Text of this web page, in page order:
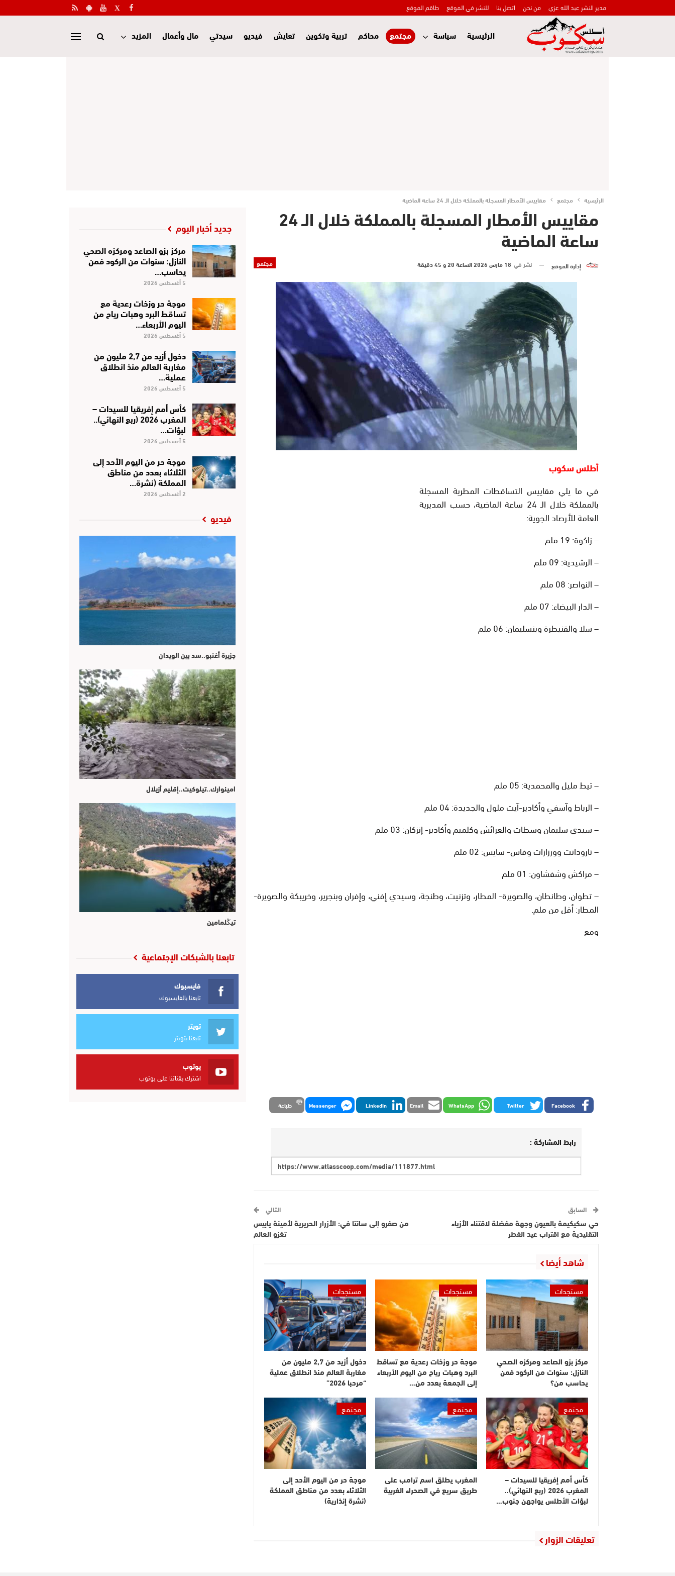
مدير النشر عبد الله عزي من نحن اتصل بنا للنشر في الموقع طاقم الموقع
الرئيسية سياسة مجتمع محاكم تربية وتكوين تعايش فيديو سيدتي مال وأعمال المزيد
الرئيسية مجتمع مقاييس الأمطار المسجلة بالمملكة خلال الـ 24 ساعة الماضية
مقاييس الأمطار المسجلة بالمملكة خلال الـ 24
ساعة الماضية
مجتمع إدارة الموقع نشر في 18 مارس 2026 الساعة 20 و 45 دقيقة
أطلس سكوب
في ما يلي مقاييس التساقطات المطرية المسجلة
بالمملكة خلال الـ 24 ساعة الماضية، حسب المديرية
العامة للأرصاد الجوية:
– زاكوة: 19 ملم
– الرشيدية: 09 ملم
– النواصر: 08 ملم
– الدار البيضاء: 07 ملم
– سلا والقنيطرة وبنسليمان: 06 ملم
– تيط مليل والمحمدية: 05 ملم
– الرباط وآسفي وأكادير-آيت ملول والجديدة: 04 ملم
– سيدي سليمان وسطات والعرائش وكلميم وأكادير- إنزكان: 03 ملم
– تارودانت وورزازات وفاس- سايس: 02 ملم
– مراكش وشفشاون: 01 ملم
– تطوان، وطانطان، والصويرة- المطار، وتزنيت، وطنجة، وسيدي إفني، وإفران وبنجرير، وخريبكة والصويرة-
المطار: أقل من ملم.
ومع
Facebook
Twitter
WhatsApp
Email
LinkedIn
Messenger طباعة
رابط المشاركة :
السابق
حي سكيكيمة بالعيون وجهة مفضلة لاقتناء الأزياء
التقليدية مع اقتراب عيد الفطر
التالي
من صفرو إلى سانتا في: الأزرار الحريرية لأمينة يابيس
تغزو العالم
شاهد أيضا
مستجدات
مركز بزو الصاعد ومركزه الصحي
النازل: سنوات من الركود فمن
يحاسب من؟
مستجدات
موجة حر وزخات رعدية مع تساقط
البرد وهبات رياح من اليوم الأربعاء
إلى الجمعة بعدد من…
مستجدات
دخول أزيد من 2,7 مليون من
مغاربة العالم منذ انطلاق عملية
“مرحبا 2026”
مجتمع
كأس أمم إفريقيا للسيدات –
المغرب 2026 (ربع النهائي)..
لبؤات الأطلس يواجهن جنوب…
مجتمع
المغرب يطلق اسم ترامب على
طريق سريع في الصحراء الغربية
مجتمع
موجة حر من اليوم الأحد إلى
الثلاثاء بعدد من مناطق المملكة
(نشرة إنذارية)
تعليقات الزوار
جديد أخبار اليوم
مركز بزو الصاعد ومركزه الصحي
النازل: سنوات من الركود فمن
يحاسب…
5 أغسطس 2026
موجة حر وزخات رعدية مع
تساقط البرد وهبات رياح من
اليوم الأربعاء…
5 أغسطس 2026
دخول أزيد من 2,7 مليون من
مغاربة العالم منذ انطلاق
عملية…
5 أغسطس 2026
كأس أمم إفريقيا للسيدات –
المغرب 2026 (ربع النهائي)..
لبؤات…
5 أغسطس 2026
موجة حر من اليوم الأحد إلى
الثلاثاء بعدد من مناطق
المملكة (نشرة…
2 أغسطس 2026
فيديو
جزيرة أغنبو..سد بين الويدان
امينوارك..تيلوكيت..إقليم أزيلال
تيڭلمامين
تابعنا بالشبكات الإجتماعية
فايسبوك
تابعنا بالفايسبوك
تويتر
تابعنا بتويتر
يوتوب
اشترك بقناتنا على يوتوب